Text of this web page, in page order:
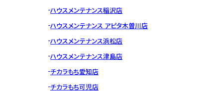
ハウスメンテナンス稲沢店
ハウスメンテナンス アピタ木曽川店
ハウスメンテナンス浜松店
ハウスメンテナンス津島店
チカラもち愛知店
チカラもち可児店